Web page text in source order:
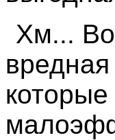
Хм...